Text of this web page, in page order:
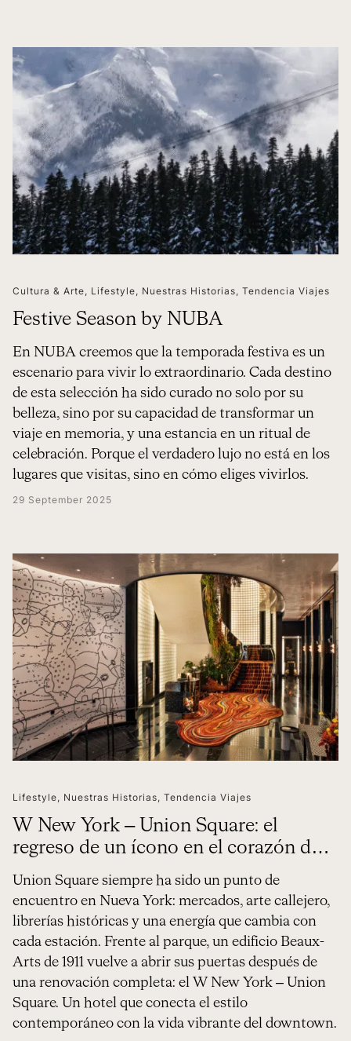
Cultura & Arte, Lifestyle, Nuestras Historias, Tendencia Viajes
Festive Season by NUBA
En NUBA creemos que la temporada festiva es un
escenario para vivir lo extraordinario. Cada destino
de esta selección ha sido curado no solo por su
belleza, sino por su capacidad de transformar un
viaje en memoria, y una estancia en un ritual de
celebración. Porque el verdadero lujo no está en los
lugares que visitas, sino en cómo eliges vivirlos.
29 September 2025
Lifestyle, Nuestras Historias, Tendencia Viajes
W New York – Union Square: el
regreso de un ícono en el corazón de
Manhattan
Union Square siempre ha sido un punto de
encuentro en Nueva York: mercados, arte callejero,
librerías históricas y una energía que cambia con
cada estación. Frente al parque, un edificio Beaux-
Arts de 1911 vuelve a abrir sus puertas después de
una renovación completa: el W New York – Union
Square. Un hotel que conecta el estilo
contemporáneo con la vida vibrante del downtown.